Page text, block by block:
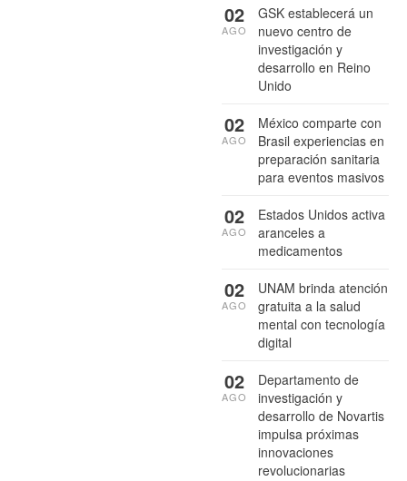
GSK establecerá un
nuevo centro de
investigación y
desarrollo en Reino
Unido
02
AGO
México comparte con
Brasil experiencias en
preparación sanitaria
para eventos masivos
02
AGO
Estados Unidos activa
aranceles a
medicamentos
02
AGO
UNAM brinda atención
gratuita a la salud
mental con tecnología
digital
02
AGO
Departamento de
investigación y
desarrollo de Novartis
impulsa próximas
innovaciones
revolucionarias
02
AGO